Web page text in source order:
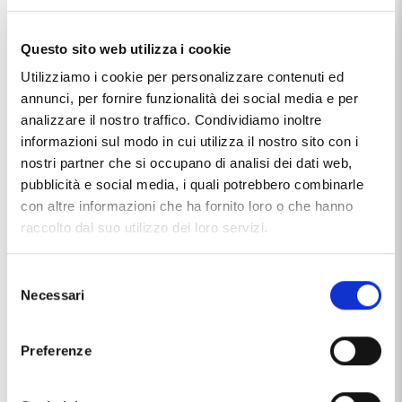
Questo sito web utilizza i cookie
Utilizziamo i cookie per personalizzare contenuti ed
annunci, per fornire funzionalità dei social media e per
analizzare il nostro traffico. Condividiamo inoltre
informazioni sul modo in cui utilizza il nostro sito con i
nostri partner che si occupano di analisi dei dati web,
pubblicità e social media, i quali potrebbero combinarle
con altre informazioni che ha fornito loro o che hanno
raccolto dal suo utilizzo dei loro servizi.
delNecessari
Preferenze